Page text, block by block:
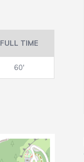
FULL TIME
60'